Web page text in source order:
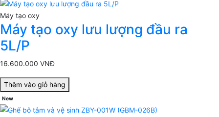
Máy tạo oxy
Máy tạo oxy lưu lượng đầu ra
5L/P
16.600.000 VNĐ
Thêm vào giỏ hàng
New